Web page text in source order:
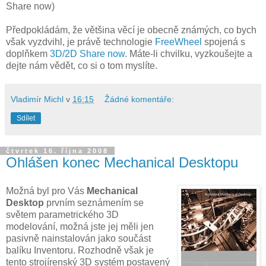
Share now)
Předpokládám, že většina věcí je obecně známých, co bych
však vyzdvihl, je právě technologie FreeWheel spojená s
doplňkem 3D/2D Share now. Máte-li chvilku, vyzkoušejte a
dejte nám vědět, co si o tom myslíte.
Vladimír Michl v 16:15 Žádné komentáře:
Sdílet
čtvrtek 16. října 2008
Ohlášen konec Mechanical Desktopu
Možná byl pro Vás Mechanical
Desktop prvním seznámením se
světem parametrického 3D
modelování, možná jste jej měli jen
pasivně nainstalován jako součást
balíku Inventoru. Rozhodně však je
tento strojírenský 3D systém postavený